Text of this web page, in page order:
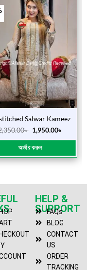
Salwar Kameez
(Shipon Mate )
৳ 1,950.00৳
অর্ডার করুন
HELP &
SUPPORT
FAQs
BLOG
CONTACT
US
ORDER
TRACKING